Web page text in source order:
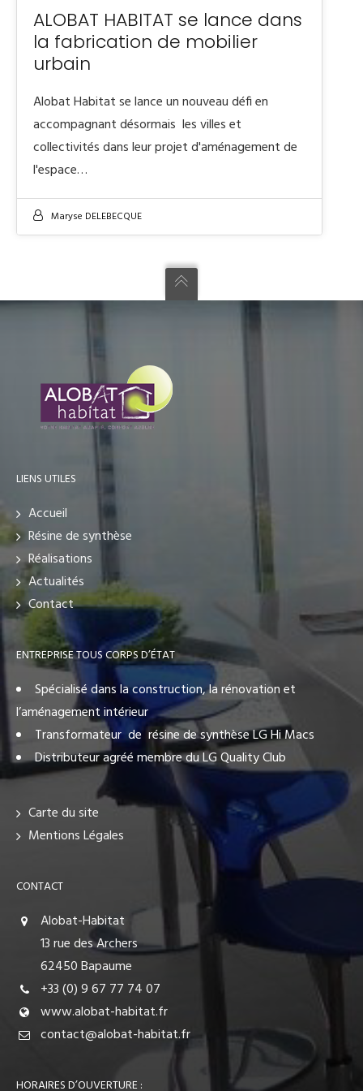
ALOBAT HABITAT se lance dans
la fabrication de mobilier
urbain
Alobat Habitat se lance un nouveau défi en
accompagnant désormais les villes et
collectivités dans leur projet d'aménagement de
l'espace…
Maryse DELEBECQUE
LIENS UTILES
Accueil
Résine de synthèse
Réalisations
Actualités
Contact
ENTREPRISE TOUS CORPS D’ÉTAT
Spécialisé dans la construction, la rénovation et
l’aménagement intérieur
Transformateur de résine de synthèse LG Hi Macs
Distributeur agréé membre du LG Quality Club
Carte du site
Mentions Légales
CONTACT
Alobat-Habitat
13 rue des Archers
62450 Bapaume
+33 (0) 9 67 77 74 07
www.alobat-habitat.fr
contact@alobat-habitat.fr
HORAIRES D’OUVERTURE :